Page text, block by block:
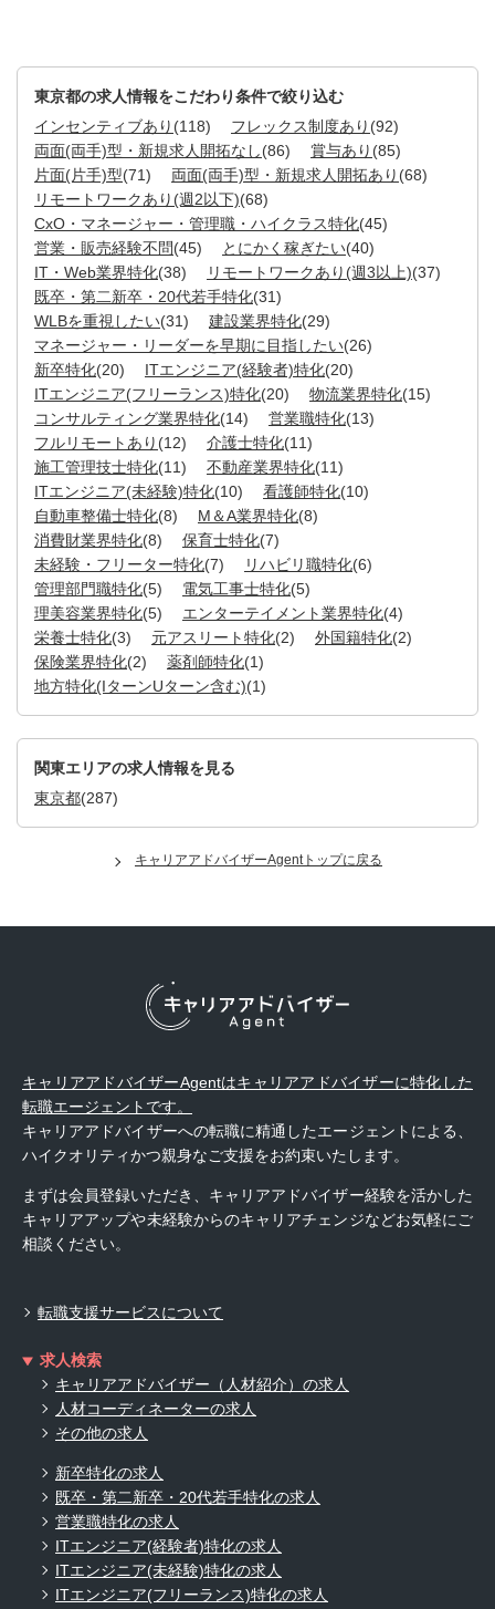
東京都の求人情報をこだわり条件で絞り込む
インセンティブあり (118) フレックス制度あり (92)
両面(両手)型・新規求人開拓なし(86) 賞与あり (85)
片面(片手)型(71) 両面(両手)型・新規求人開拓あり (68)
リモートワークあり(週2以下)(68)
CxO・マネージャー・管理職・ハイクラス特化(45)
営業・販売経験不問(45) とにかく稼ぎたい(40)
IT・Web業界特化(38) リモートワークあり(週3以上)(37)
既卒・第二新卒・20代若手特化(31)
WLBを重視したい(31) 建設業界特化(29)
マネージャー・リーダーを早期に目指したい(26)
新卒特化(20) ITエンジニア(経験者)特化(20)
ITエンジニア(フリーランス)特化(20) 物流業界特化(15)
コンサルティング業界特化(14) 営業職特化(13)
フルリモートあり (12) 介護士特化(11)
施工管理技士特化(11) 不動産業界特化(11)
ITエンジニア(未経験)特化(10) 看護師特化(10)
自動車整備士特化(8) M＆A業界特化(8)
消費財業界特化(8) 保育士特化(7)
未経験・フリーター特化(7) リハビリ職特化(6)
管理部門職特化(5) 電気工事士特化(5)
理美容業界特化(5) エンターテイメント業界特化(4)
栄養士特化(3) 元アスリート特化(2) 外国籍特化(2)
保険業界特化(2) 薬剤師特化(1)
地方特化(IターンUターン含む)(1)
関東エリアの求人情報を見る
東京都(287)
キャリアアドバイザーAgentトップに戻る
キャリアアドバイザーAgentはキャリアアドバイザーに特化した
転職エージェントです。
キャリアアドバイザーへの転職に精通したエージェントによる、
ハイクオリティかつ親身なご支援をお約束いたします。
まずは会員登録いただき、キャリアアドバイザー経験を活かした
キャリアアップや未経験からのキャリアチェンジなどお気軽にご
相談ください。
転職支援サービスについて
求人検索
キャリアアドバイザー（人材紹介）の求人
人材コーディネーターの求人
その他の求人
新卒特化の求人
既卒・第二新卒・20代若手特化の求人
営業職特化の求人
ITエンジニア(経験者)特化の求人
ITエンジニア(未経験)特化の求人
ITエンジニア(フリーランス)特化の求人